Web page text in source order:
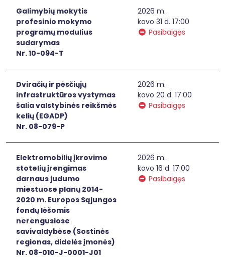
Galimybių mokytis
profesinio mokymo
programų modulius
sudarymas
Nr. 10-094-T
2026 m.
kovo 31 d. 17:00
Pasibaigęs
Dviračių ir pėsčiųjų
infrastruktūros vystymas
šalia valstybinės reikšmės
kelių (EGADP)
Nr. 08-079-P
2026 m.
kovo 20 d. 17:00
Pasibaigęs
Elektromobilių įkrovimo
stotelių įrengimas
darnaus judumo
miestuose planų 2014-
2020 m. Europos Sąjungos
fondų lėšomis
nerengusiose
savivaldybėse (Sostinės
regionas, didelės įmonės)
Nr. 08-010-J-0001-J01
2026 m.
kovo 16 d. 17:00
Pasibaigęs